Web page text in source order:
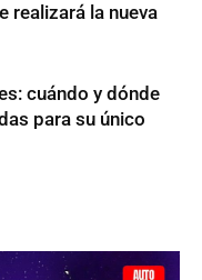
realizará la nueva
cuándo y dónde
para su único